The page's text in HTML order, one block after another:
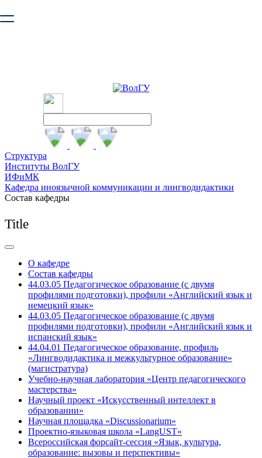
безопасную работу с сайтом. Пожалуйста
Структура
Институты ВолГУ
ИФиМК
Кафедра иноязычной коммуникации и лингводидактики
Состав кафедры
Title
О кафедре
Состав кафедры
44.03.05 Педагогическое образование (с двумя
профилями подготовки), профили «Английский язык и
немецкий язык»
44.03.05 Педагогическое образование (с двумя
профилями подготовки), профили «Английский язык и
испанский язык»
44.04.01 Педагогическое образование, профиль
«Лингводидактика и межкультурное образование»
(магистратура)
Учебно-научная лаборатория «Центр педагогического
мастерства»
Научный проект «Искусственный интеллект в
образовании»
Научная площадка «Discussionarium»
Проектно-языковая школа «LangUST»
Всероссийская форсайт-сессия «Язык, культура,
образование: вызовы и перспективы»